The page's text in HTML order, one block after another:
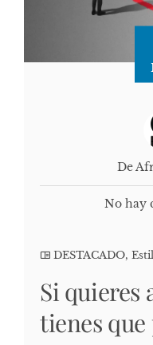
De
No hay
DESTACADO,
Si quieres
tienes que